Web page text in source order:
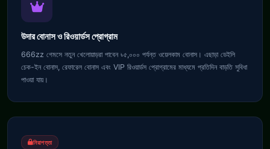
উদার বোনাস ও রিওয়ার্ডস প্রোগ্রাম
666zz গেমসে নতুন খেলোয়াড়রা পাবেন ৳৫,০০০ পর্যন্ত ওয়েলকাম বোনাস। এছাড়া ডেইলি
চেক-ইন বোনাস, রেফারেল বোনাস এবং VIP রিওয়ার্ডস প্রোগ্রামের মাধ্যমে প্রতিদিন বাড়তি সুবিধা
পাওয়া যায়।
নিরাপত্তা